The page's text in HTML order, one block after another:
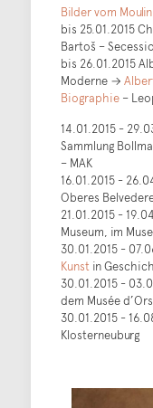
Bilder vom
bis 25.01.2015
Bartoš –
bis 26.01.2015
Moderne →
Biographie–
14.01.2015 -
Sammlung
– MAK
16.01.2015 -
Oberes
21.01.2015 -
Museum, im
30.01.2015 -
Kunstin
30.01.2015 -
dem Musée
30.01.2015 -
Klosterneuburg